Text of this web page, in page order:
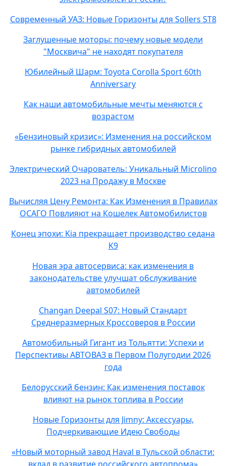
Современный УАЗ: Новые Горизонты для Sollers ST8
Заглушенные моторы: почему новые модели
"Москвича" не находят покупателя
Юбилейный Шарм: Toyota Corolla Sport 60th
Anniversary
Как наши автомобильные мечты меняются с
возрастом
«Бензиновый кризис»: Изменения на российском
рынке гибридных автомобилей
Электрический Очарователь: Уникальный Microlino
2023 на Продажу в Москве
Вычисляя Цену Ремонта: Как Изменения в Правилах
ОСАГО Повлияют на Кошелек Автомобилистов
Конец эпохи: Kia прекращает производство седана
K9
Новая эра автосервиса: как изменения в
законодательстве улучшат обслуживание
автомобилей
Changan Deepal S07: Новый Стандарт
Среднеразмерных Кроссоверов в России
Автомобильный Гигант из Тольятти: Успехи и
Перспективы АВТОВАЗ в Первом Полугодии 2026
года
Белорусский бензин: Как изменения поставок
влияют на рынок топлива в России
Новые Горизонты для Jimny: Аксессуары,
Подчеркивающие Идею Свободы
«Новый моторный завод Haval в Тульской области: